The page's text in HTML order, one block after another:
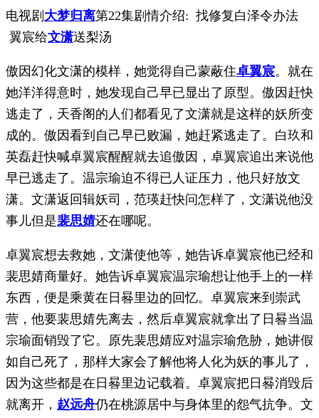
电视剧 大梦归离第22集剧情介绍: 找修复白泽令办法
翼宸给文潇送梨汤
傲因幻化文潇的模样，她觉得自己蒙蔽住卓翼宸。就在
她洋洋得意时，她发现自己早已显出了原型。傲因赶快
逃走了，天香阁的人们都看见了文潇就是这样的妖所变
成的。傲因看到自己早已败漏，她赶紧逃走了。白玖和
英磊赶快喊卓翼宸醒醒就去追傲因，卓翼宸追出来说他
早已逃走了。温宗瑜迫不得已人证压力，他只好放文
潇。文潇返回辑妖司，范瑛赶快问怎样了，文潇说他没
事儿但是裴思婧还在哪呢。
卓翼宸想去救她，文潇使他等，她告诉卓翼宸他已经和
裴思婧商量好。她告诉卓翼宸温宗瑜想让他手上的一样
东西，便是乘黄在日晷里边的回忆。卓翼宸来到崇武
营，他要裴思婧先离去，然后卓翼宸就拿出了日晷当温
宗瑜面销毁了它。原先裴思婧应对温宗瑜危胁，她讲假
如自己死了，那样大家会了解他将人化为妖的事儿了，
因为这些都是在日晷里边记载着。卓翼宸把日晷消毁后
就离开， 赵远舟仍在桃源居中与身体里的怨气抗争。文